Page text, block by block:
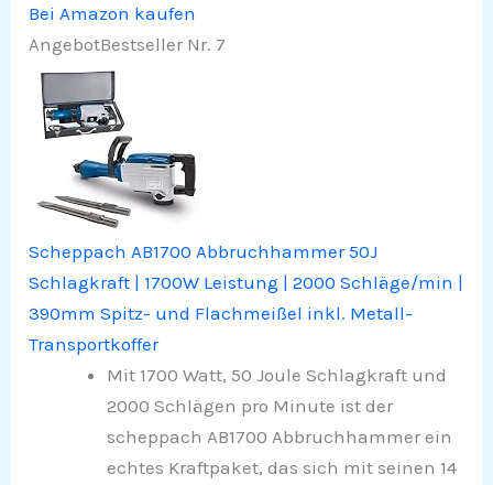
Bei Amazon kaufen
AngebotBestseller Nr. 7
Scheppach AB1700 Abbruchhammer 50J
Schlagkraft | 1700W Leistung | 2000 Schläge/min |
390mm Spitz- und Flachmeißel inkl. Metall-
Transportkoffer
Mit 1700 Watt, 50 Joule Schlagkraft und
2000 Schlägen pro Minute ist der
scheppach AB1700 Abbruchhammer ein
echtes Kraftpaket, das sich mit seinen 14